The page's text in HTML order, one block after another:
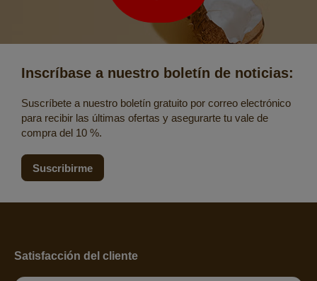
Inscríbase a nuestro boletín de noticias:
Suscríbete a nuestro boletín gratuito por correo electrónico
para recibir las últimas ofertas y asegurarte tu vale de
compra del 10 %.
Suscribirme
Satisfacción del cliente